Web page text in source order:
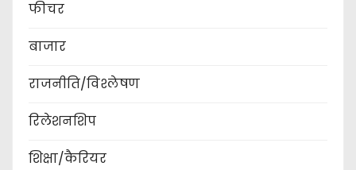
a
t
i
फीचर
बाजार
राजनीति/विश्लेषण
रिलेशनशिप
शिक्षा/कैरियर